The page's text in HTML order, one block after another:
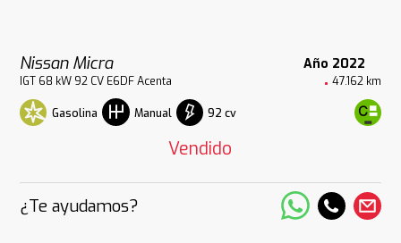
Nissan Micra Año 2022
IGT 68 kW 92 CV E6DF Acenta 47.162 km
Gasolina Manual 92 cv
Vendido
¿Te ayudamos?